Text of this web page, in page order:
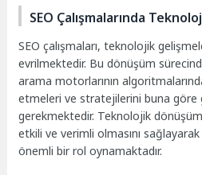
SEO Çalışmalarında
SEO çalışmaları, teknolojik
evrilmektedir. Bu dönüşüm
arama motorlarının
etmeleri ve stratejilerini buna göre
gerekmektedir. Teknolojik dönüşüm,
etkili ve verimli olmasını
önemli bir rol oynamaktadır.